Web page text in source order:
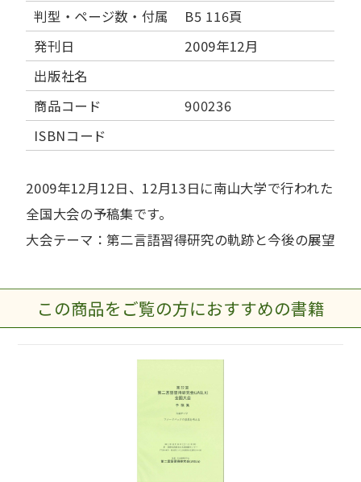
判型・ページ数・付属
B5 116頁
発刊日
2009年12月
出版社名
商品コード
900236
ISBNコード
2009年12月12日、12月13日に南山大学で行われた
全国大会の予稿集です。
大会テーマ：第二言語習得研究の軌跡と今後の展望
この商品をご覧の方におすすめの書籍